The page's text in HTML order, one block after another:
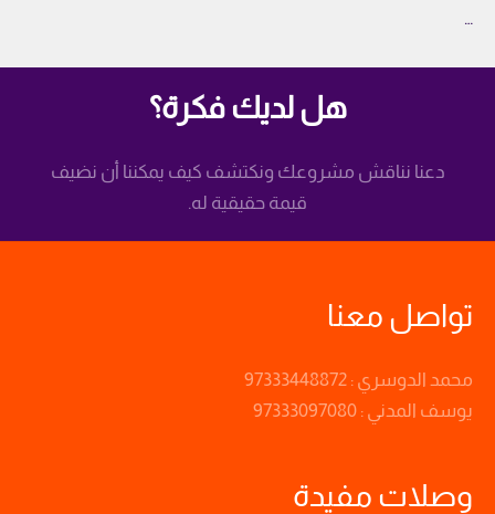
…
هل لديك فكرة؟
دعنا نناقش مشروعك ونكتشف كيف يمكننا أن نضيف
قيمة حقيقية له.
تواصل معنا
محمد الدوسري : 97333448872
يوسف المدني : 97333097080
وصلات مفيدة